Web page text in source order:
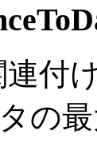
付
の